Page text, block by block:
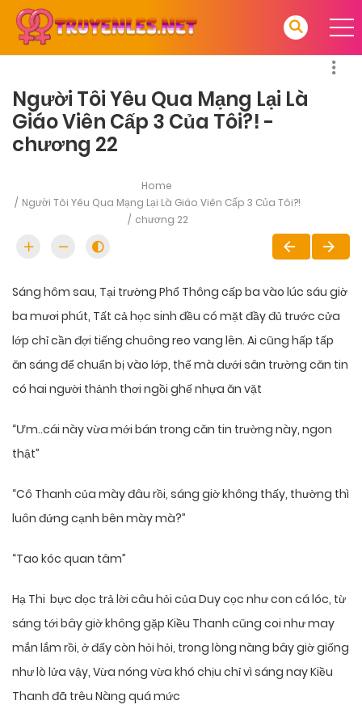
Người Tôi Yêu Qua Mạng Lại Là
Giáo Viên Cấp 3 Của Tôi?! -
chương 22
Home
Người Tôi Yêu Qua Mạng Lại Là Giáo Viên Cấp 3 Của Tôi?!
chương 22
Sáng hôm sau, Tại trường Phổ Thông cấp ba vào lúc sáu giờ
ba mươi phút, Tất cả học sinh đều có mặt đầy đủ trước cửa
lớp chỉ cần đợi tiếng chuông reo vang lên. Ai cũng hấp tấp
ăn sáng để chuẩn bị vào lớp, thế mà dưới sân trường căn tin
có hai người thảnh thơi ngồi ghế nhựa ăn vặt
“Ưm..cái này vừa mới bán trong căn tin trường này, ngon
thật”
“Cô Thanh của mày đâu rồi, sáng giờ không thấy, thường thì
luôn đứng cạnh bên mày mà?”
“Tao kóc quan tâm”
Hạ Thi bực dọc trả lời câu hỏi của Duy cọc như con cá lóc, từ
sáng tới bây giờ không gặp Kiều Thanh cũng coi như may
mắn lắm rồi, ở đấy còn hỏi hỏi, trong lòng nàng bây giờ giống
như lò lửa vậy, Vừa nóng vừa khó chịu chỉ vì sáng nay Kiều
Thanh đã trêu Nàng quá mức